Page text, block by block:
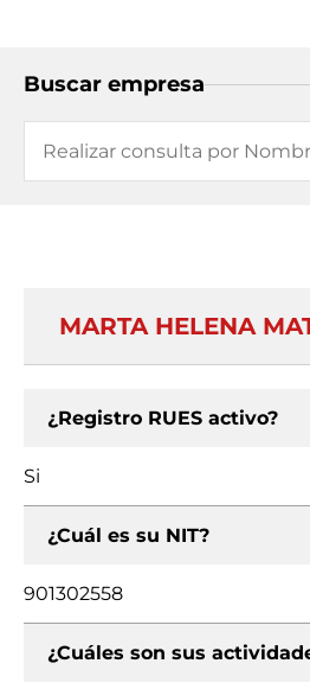
Buscar empresa
MARTA HELENA
¿Registro RUES activo?
Si
¿Cuál es su NIT?
901302558
¿Cuáles son sus